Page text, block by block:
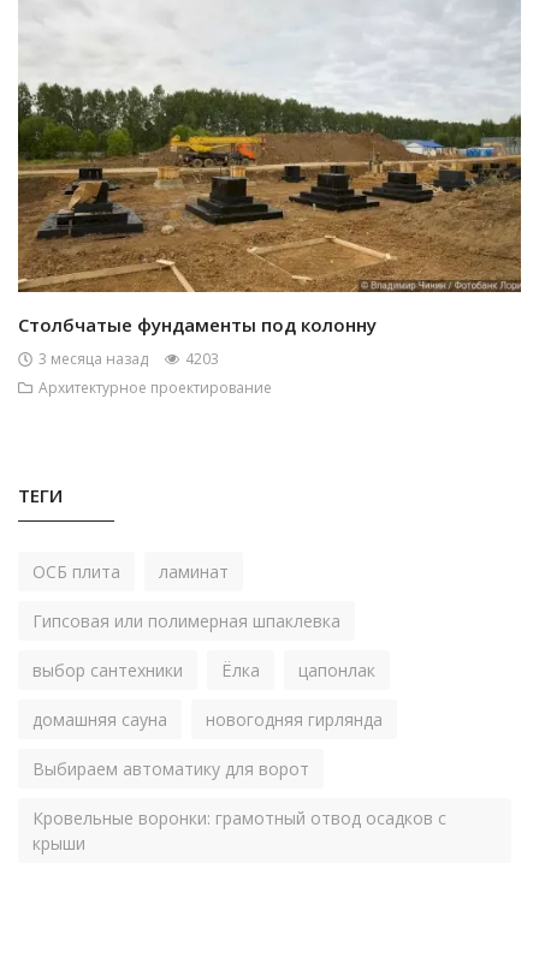
Столбчатые фундаменты под колонну
3 месяца назад
4203
Архитектурное проектирование
ТЕГИ
ОСБ плита ламинат
Гипсовая или полимерная шпаклевка
выбор сантехники Ёлка цапонлак
домашняя сауна новогодняя гирлянда
Выбираем автоматику для ворот
Кровельные воронки: грамотный отвод осадков с
крыши